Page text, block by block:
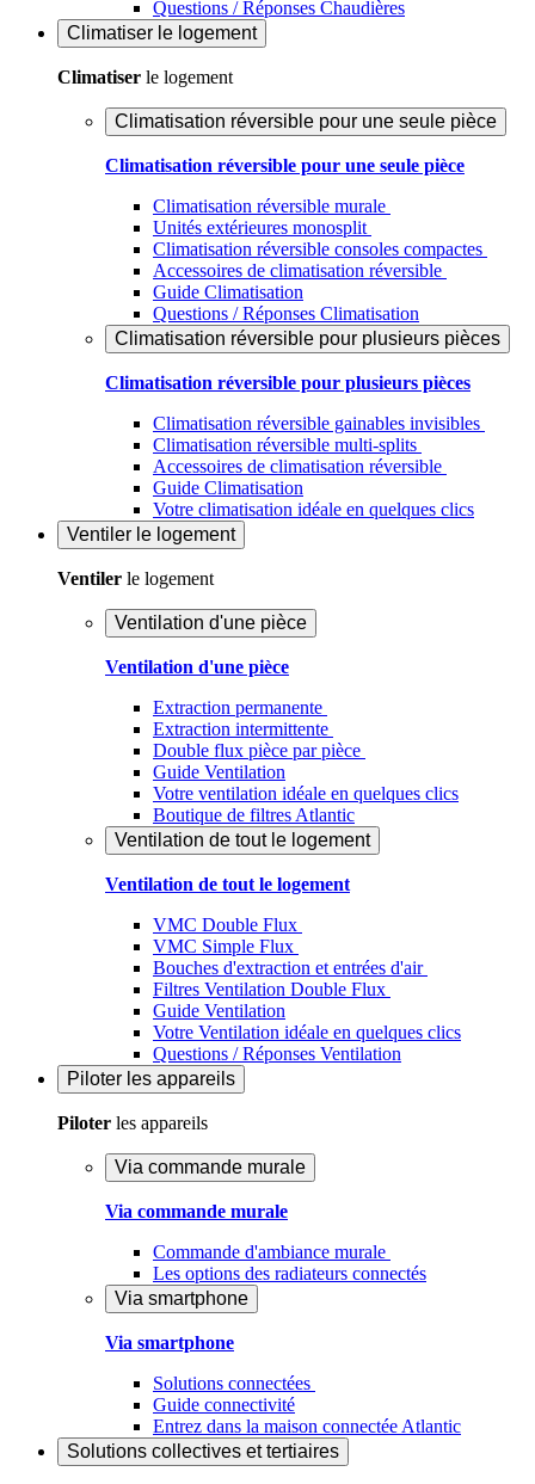
Questions / Réponses Chaudières
Climatiser le logement
Climatiser le logement
Climatisation réversible pour une seule pièce
Climatisation réversible pour une seule pièce
Climatisation réversible murale
Unités extérieures monosplit
Climatisation réversible consoles compactes
Accessoires de climatisation réversible
Guide Climatisation
Questions / Réponses Climatisation
Climatisation réversible pour plusieurs pièces
Climatisation réversible pour plusieurs pièces
Climatisation réversible gainables invisibles
Climatisation réversible multi-splits
Accessoires de climatisation réversible
Guide Climatisation
Votre climatisation idéale en quelques clics
Ventiler le logement
Ventiler le logement
Ventilation d'une pièce
Ventilation d'une pièce
Extraction permanente
Extraction intermittente
Double flux pièce par pièce
Guide Ventilation
Votre ventilation idéale en quelques clics
Boutique de filtres Atlantic
Ventilation de tout le logement
Ventilation de tout le logement
VMC Double Flux
VMC Simple Flux
Bouches d'extraction et entrées d'air
Filtres Ventilation Double Flux
Guide Ventilation
Votre Ventilation idéale en quelques clics
Questions / Réponses Ventilation
Piloter les appareils
Piloter les appareils
Via commande murale
Via commande murale
Commande d'ambiance murale
Les options des radiateurs connectés
Via smartphone
Via smartphone
Solutions connectées
Guide connectivité
Entrez dans la maison connectée Atlantic
Solutions collectives et tertiaires